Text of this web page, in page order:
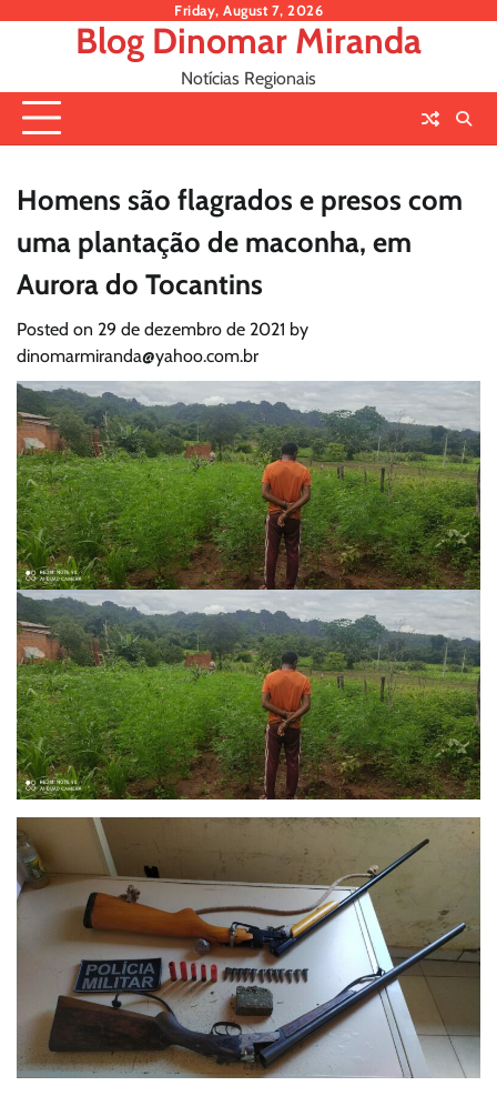
Friday, August 7, 2026
Blog Dinomar Miranda
Notícias Regionais
Homens são flagrados e presos com
uma plantação de maconha, em
Aurora do Tocantins
Posted on 29 de dezembro de 2021 by
dinomarmiranda@yahoo.com.br